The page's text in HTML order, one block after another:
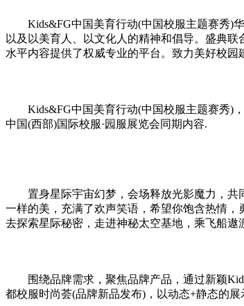
Kids&FG中国美育行动(中国校服主题赛秀)
以及以美育人、以文化人的精神和倡导。盛典联
水平内容提供了权威专业的平台。致力美好校园
Kids&FG中国美育行动(中国校服主题赛秀)
中国(西部)国际校服·园服展览会同期内容.
置身星际宇宙幻梦，会场释放光影魔力，
一样的美，充满了欢声笑语，希望你饱含热情
去探索星际秘密，走进神秘太空基地，乘飞船遨
围绕品牌需求，聚焦品牌产品，通过新颖
都校服时尚荟(品牌新品发布)，以动态+静态的